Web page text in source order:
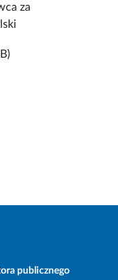
za
publicznego